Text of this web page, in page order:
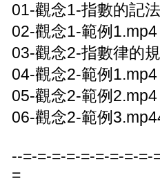
01-觀念1-指數的記
02-觀念1-範例1.mp4
03-觀念2-指數律的
04-觀念2-範例1.mp4
05-觀念2-範例2.mp4
06-觀念2-範例
--=-=-=-=-=-=-=-=-=-